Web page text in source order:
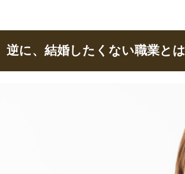
逆に、結婚したくない職業と